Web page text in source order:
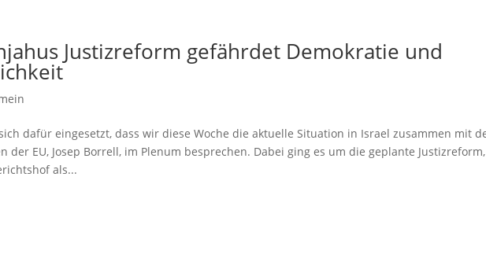
Justizreform gefährdet Demokratie und
dafür eingesetzt, dass wir diese Woche die aktuelle Situation in Israel zusammen mit
der EU, Josep Borrell, im Plenum besprechen. Dabei ging es um die geplante
als...